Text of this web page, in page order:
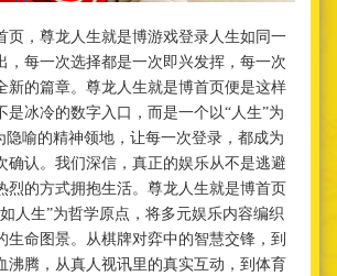
页，尊龙人生就是博游戏登录人生如同一
，每一次选择都是一次即兴发挥，每一次
新的篇章。尊龙人生就是博首页便是这样
冰冷的数字入口，而是一个以“人生”为
隐喻的精神领地，让每一次登录，都成为
确认。我们深信，真正的娱乐从不是逃避
烈的方式拥抱生活。尊龙人生就是博首页
人生”为哲学原点，将多元娱乐内容编织
生命图景。从棋牌对弈中的智慧交锋，到
沸腾，从真人视讯里的真实互动，到体育